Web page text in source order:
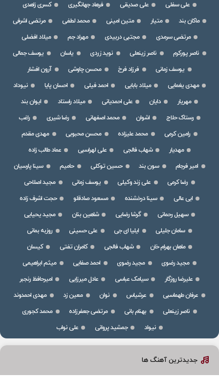
علی سفلی
علی صدیقی فرهاد جهانگیری
کسری زاهدی
ماکان بند
متیار متین امینی محمد لطفی
مرتضی اشرفی
مرتضی سرمدی
مجتبی دربیدی مهراد جم
میلاد افضلی
ناصر پورکرم
ناصر زینعلی نوید زردی یاسان
یوسف جمالی
یوسف زمانی
فرزاد فرخ محسن چاوشی
آرون افشار
مهدی یغمایی
میلاد بابایی احمد فیلی احسان پایا
نیوداد
مهریار
دایان علی احمدیانی میلاد راستاد
ایوان بند
رستاک حلاج
اشوان محمد اصفهانی رضا شیری
راغب
رامین کرمی
محمد علیزاده محسن محبوبی
مهدی مقدم
مهدیار
شهاب فالجی علی لهراسبی
عماد طالب زاده
امیر فرجام
سون بند حسین توکلی حامیم
سینا پارسیان
رضا کرمی
علی زند وکیلی یوسف زمانی
مجید اصلاحی
ابی عالی
سینا درخشنده مسعود صادقلو
حجت اشرف زاده
سهیل رحمانی
گرشا رضایی شاهین بنان
مجید یحیایی
سامان جلیلی
ایلیا ای جی علی حسینی
روزبه بمانی
ماهان بهرام خان
شهاب فالجی کامران تفتی
کیسان
مجید رضوی
مجید رضوی احمد صفایی
میثم ابراهیمی
علیرضا روزگار
سیامک عباسی عادل میرزایی
امیرحافظ رنجبر
عرفان طهماسبی
عرشیاس نوان معین زد
مهدی احمدوند
ناصر زینعلی
بهنام بانی مرتضی جعفرزاده
محمد کجوری
نیواد
جمشید پروانی علی نواب
جدیدترین آهنگ ها